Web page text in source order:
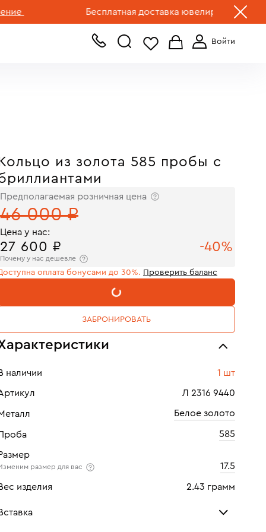
Бесплатная доставка ювелирных изделий по
+7 (499) 519-00-00
Кольцо из золота 585 пробы с
Предполагаемая розничная цена
46 000 ₽
Цена у нас:
27 600 ₽ -40%
Почему у нас дешевле
оплата бонусами до 30%. Проверить баланс
В КОРЗИНУ
ЗАБРОНИРОВАТЬ
наличии 1 шт
Л 2316 9440
Белое золото
585
размер для вас 17.5
изделия 2.43 грамм